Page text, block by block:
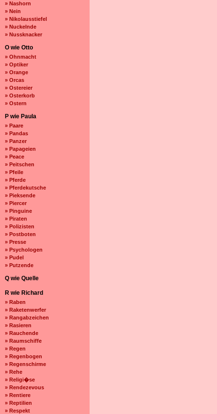
» Nashorn
» Nein
» Nikolausstiefel
» Nuckelnde
» Nussknacker
O wie Otto
» Ohnmacht
» Optiker
» Orange
» Orcas
» Ostereier
» Osterkorb
» Ostern
P wie Paula
» Paare
» Pandas
» Panzer
» Papageien
» Peace
» Peitschen
» Pfeile
» Pferde
» Pferdekutsche
» Pieksende
» Piercer
» Pinguine
» Piraten
» Polizisten
» Postboten
» Presse
» Psychologen
» Pudel
» Putzende
Q wie Quelle
R wie Richard
» Raben
» Raketenwerfer
» Rangabzeichen
» Rasieren
» Rauchende
» Raumschiffe
» Regen
» Regenbogen
» Regenschirme
» Rehe
» Religi�se
» Rendezevous
» Rentiere
» Reptilien
» Respekt